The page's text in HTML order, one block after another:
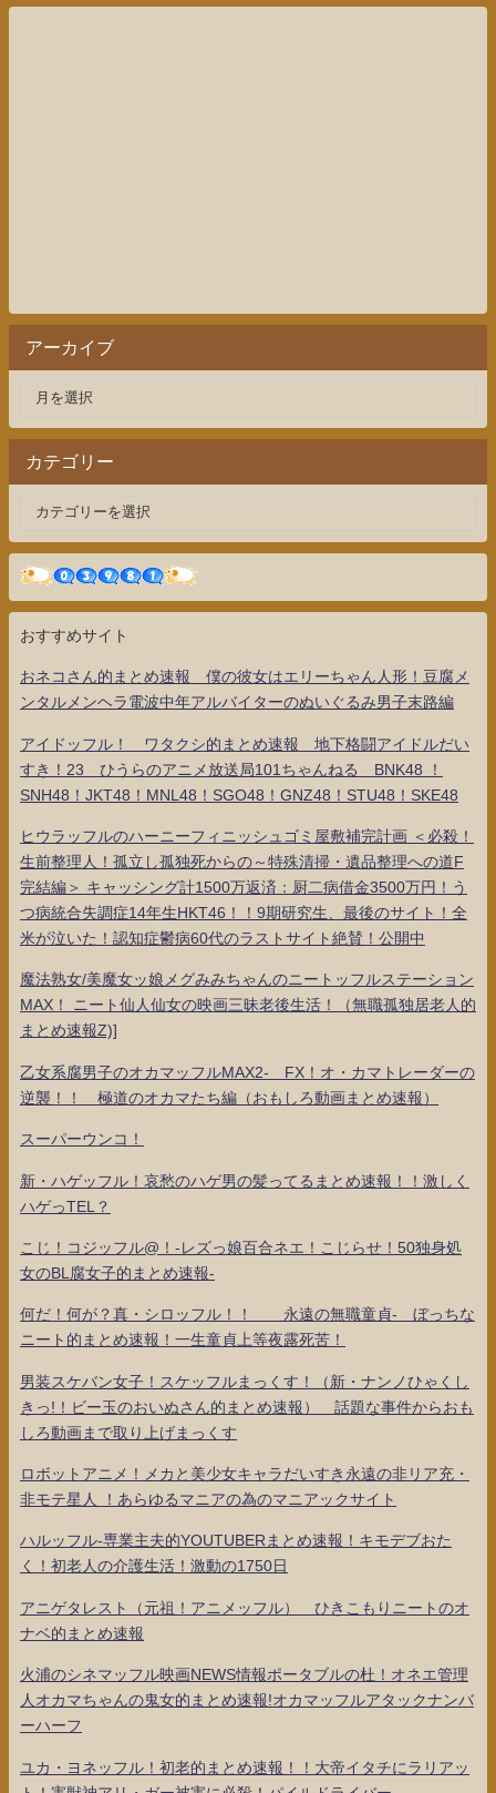
アーカイブ
カテゴリー
おすすめサイト
おネコさん的まとめ速報 僕の彼女はエリーちゃん人形！豆腐メ
ンタルメンヘラ電波中年アルバイターのぬいぐるみ男子末路編
アイドッフル！ ワタクシ的まとめ速報 地下格闘アイドルだい
すき！23 ひうらのアニメ放送局101ちゃんねる BNK48 ！
SNH48！JKT48！MNL48！SGO48！GNZ48！STU48！SKE48
ヒウラッフルのハーニーフィニッシュゴミ屋敷補完計画 ＜必殺！
生前整理人！孤立し孤独死からの～特殊清掃・遺品整理への道F
完結編＞ キャッシング計1500万返済：厨二病借金3500万円！う
つ病統合失調症14年生HKT46！！9期研究生、最後のサイト！全
米が泣いた！認知症鬱病60代のラストサイト絶賛！公開中
魔法熟女/美魔女ッ娘メグみみちゃんのニートッフルステーション
MAX！ ニート仙人仙女の映画三昧老後生活！（無職孤独居老人的
まとめ速報Z)]
乙女系腐男子のオカマッフルMAX2- FX！オ・カマトレーダーの
逆襲！！ 極道のオカマたち編（おもしろ動画まとめ速報）
スーパーウンコ！
新・ハゲッフル！哀愁のハゲ男の髪ってるまとめ速報！！激しく
ハゲっTEL？
こじ！コジッフル@！-レズっ娘百合ネエ！こじらせ！50独身処
女のBL腐女子的まとめ速報-
何だ！何が？真・シロッフル！！ 永遠の無職童貞- ぼっちな
ニート的まとめ速報！一生童貞上等夜露死苦！
男装スケバン女子！スケッフルまっくす！（新・ナンノひゃくし
きっ!！ビー玉のおいぬさん的まとめ速報） 話題な事件からおも
しろ動画まで取り上げまっくす
ロボットアニメ！メカと美少女キャラだいすき永遠の非リア充・
非モテ星人 ！あらゆるマニアの為のマニアックサイト
ハルッフル-専業主夫的YOUTUBERまとめ速報！キモデブおた
く！初老人の介護生活！激動の1750日
アニゲタレスト（元祖！アニメッフル） ひきこもりニートのオ
ナベ的まとめ速報
火浦のシネマッフル映画NEWS情報ポータブルの杜！オネエ管理
人オカマちゃんの鬼女的まとめ速報!オカマッフルアタックナンバ
ーハーフ
ユカ・ヨネッフル！初老的まとめ速報！！大帝イタチにラリアッ